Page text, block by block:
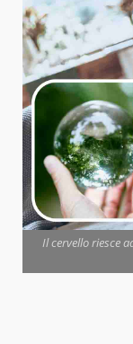
Il cervello riesce